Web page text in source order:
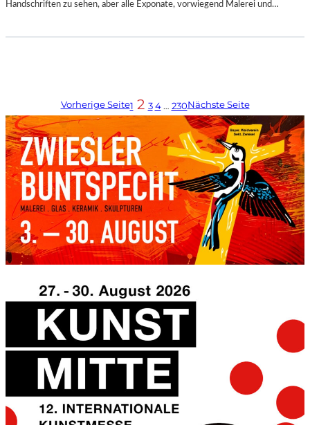
Handschriften zu sehen, aber alle Exponate, vorwiegend Malerei und…
Vorherige Seite1 2 3 4 … 230Nächste Seite